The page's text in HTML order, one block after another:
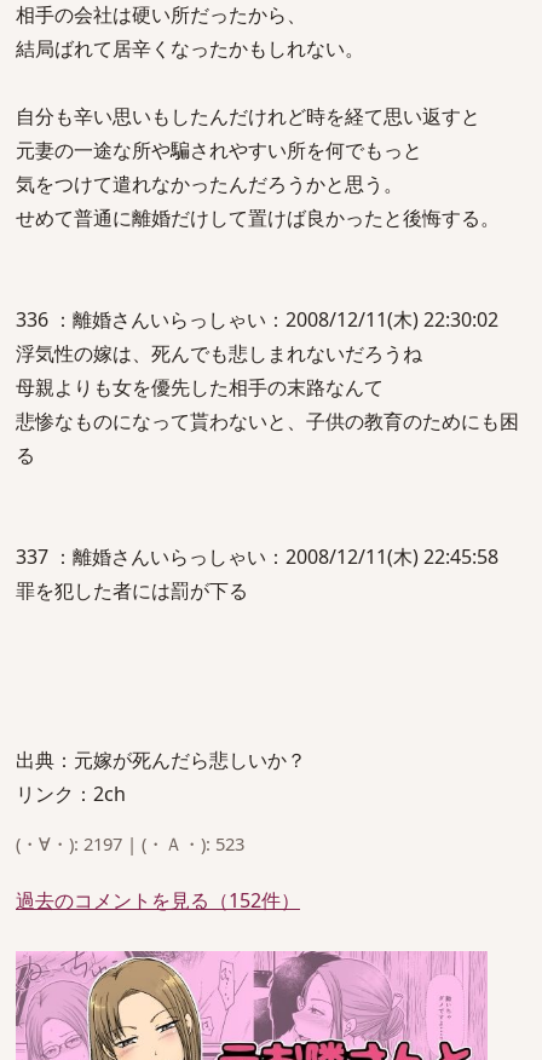
相手の会社は硬い所だったから、
結局ばれて居辛くなったかもしれない。
自分も辛い思いもしたんだけれど時を経て思い返すと
元妻の一途な所や騙されやすい所を何でもっと
気をつけて遣れなかったんだろうかと思う。
せめて普通に離婚だけして置けば良かったと後悔する。
336 ：離婚さんいらっしゃい：2008/12/11(木) 22:30:02
浮気性の嫁は、死んでも悲しまれないだろうね
母親よりも女を優先した相手の末路なんて
悲惨なものになって貰わないと、子供の教育のためにも困
る
337 ：離婚さんいらっしゃい：2008/12/11(木) 22:45:58
罪を犯した者には罰が下る
出典：元嫁が死んだら悲しいか？
リンク：2ch
(・∀・): 2197 | (・Ａ・): 523
過去のコメントを見る（152件）